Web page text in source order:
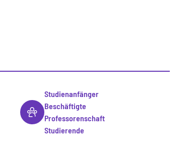
Studienanfänger
Beschäftigte
Professorenschaft
Studierende